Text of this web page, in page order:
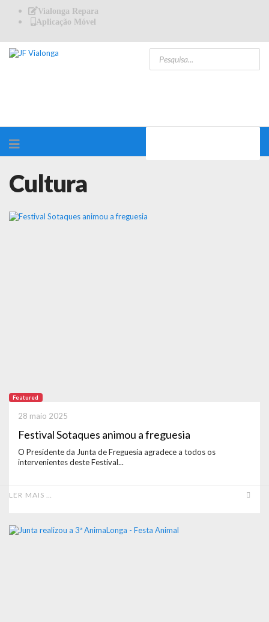
Vialonga Repara
Aplicação Móvel
Cultura
Featured
Festival Sotaques animou a freguesia
28 maio 2025
O Presidente da Junta de Freguesia agradece a todos os
intervenientes deste Festival...
LER MAIS …